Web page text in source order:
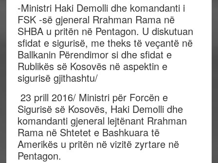
-Ministri Haki Demolli dhe komandanti i
FSK -së gjeneral Rrahman Rama në
SHBA u pritën në Pentagon. U diskutuan
sfidat e sigurisë, me theks të veçantë në
Ballkanin Përendimor si dhe sfidat e
Rublikës së Kosovës në aspektin e
sigurisë gjithashtu/
23 prill 2016/ Ministri për Forcën e
Sigurisë së Kosovës, Haki Demolli dhe
komandanti gjeneral lejtënant Rrahman
Rama në Shtetet e Bashkuara të
Amerikës u pritën në vizitë zyrtare në
Pentagon.